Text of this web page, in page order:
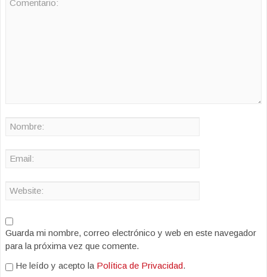
Guarda mi nombre, correo electrónico y web en este navegador
para la próxima vez que comente.
He leído y acepto la Política de Privacidad.